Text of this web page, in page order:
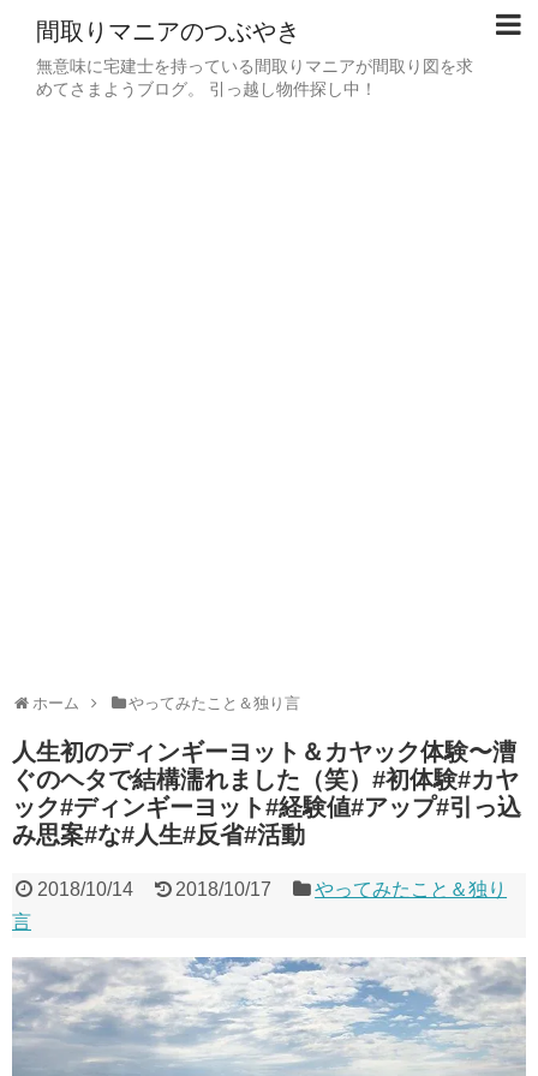
間取りマニアのつぶやき
無意味に宅建士を持っている間取りマニアが間取り図を求
めてさまようブログ。 引っ越し物件探し中！
ホーム やってみたこと＆独り言
人生初のディンギーヨット＆カヤック体験〜漕
ぐのヘタで結構濡れました（笑）#初体験#カヤ
ック#ディンギーヨット#経験値#アップ#引っ込
み思案#な#人生#反省#活動
2018/10/14 2018/10/17
やってみたこと＆独り
言